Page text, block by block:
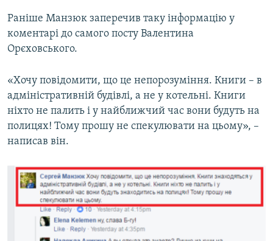
Раніше Манзюк заперечив таку інформацію у
коментарі до самого посту Валентина
Орєховського.
«Хочу повідомити, що це непорозуміння. Книги – в
адміністративній будівлі, а не у котельні. Книги
ніхто не палить і у найближчий час вони будуть на
полицях! Тому прошу не спекулювати на цьому», –
написав він.